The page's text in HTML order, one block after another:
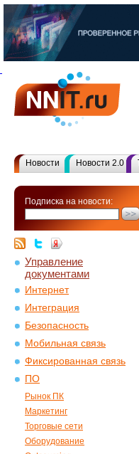
Новости Новости 2.0
Подписка на новости:
Управление
документами
Интернет
Интеграция
Безопасность
Мобильная связь
Фиксированная связь
ПО
Рынок ПК
Маркетинг
Торговые сети
Оборудование